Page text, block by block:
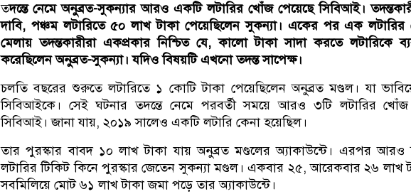
তদন্তে নেমে অনুব্রত-সুকন্যার আরও একটি লটারির খোঁজ পেয়েছে সিবিআই।
দাবি, পঞ্চম লটারিতে ৫০ লাখ টাকা পেয়েছিলেন সুকন্যা। একের পর এক
মেলায় তদন্তকারীরা একপ্রকার নিশ্চিত যে, কালো টাকা সাদা করতে লটারিকে
করেছিলেন অনুব্রত-সুকন্যা। যদিও বিষয়টি এখনো তদন্ত সাপেক্ষ।
চলতি বছরের শুরুতে লটারিতে ১ কোটি টাকা পেয়েছিলেন অনুব্রত মণ্ডল। যা
সিবিআইকে। সেই ঘটনার তদন্তে নেমে পরবর্তী সময়ে আরও ৩টি লটারির
সিবিআই। জানা যায়, ২০১৯ সালেও একটি লটারি কেনা হয়েছিল।
তার পুরস্কার বাবদ ১০ লাখ টাকা যায় অনুব্রত মণ্ডলের অ্যাকাউন্টে। এরপর আরও
লটারির টিকিট কিনে পুরস্কার জেতেন সুকন্যা মণ্ডল। একবার ২৫, আরেকবার ২৬ লাখ
সবমিলিয়ে মোট ৬১ লাখ টাকা জমা পড়ে তার অ্যাকাউন্টে।